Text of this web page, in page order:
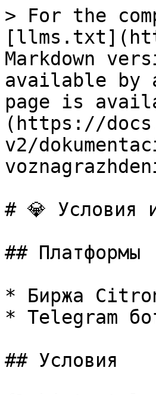
> For the
Markdown
available by
page is
(https://
v2/
# 💎 Условия
## Платформы
* Биржа
* Telegram
## Условия